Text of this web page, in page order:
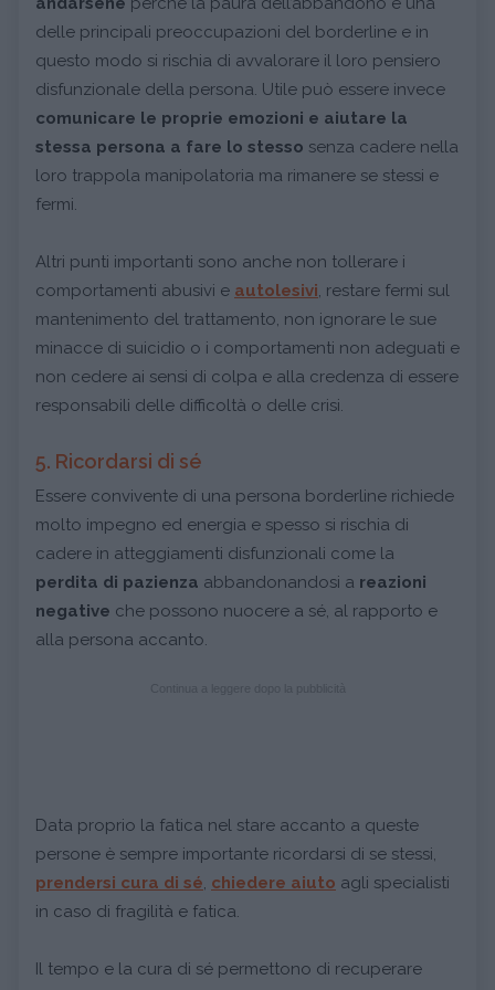
delle principali preoccupazioni del borderline e in
questo modo si rischia di avvalorare il loro pensiero
disfunzionale della persona. Utile può essere invece
comunicare le proprie emozioni e aiutare la
stessa persona a fare lo stesso senza cadere nella
loro trappola manipolatoria ma rimanere se stessi e
fermi.
Altri punti importanti sono anche non tollerare i
comportamenti abusivi e autolesivi, restare fermi sul
mantenimento del trattamento, non ignorare le sue
minacce di suicidio o i comportamenti non adeguati e
non cedere ai sensi di colpa e alla credenza di essere
responsabili delle difficoltà o delle crisi.
5. Ricordarsi di sé
Essere convivente di una persona borderline richiede
molto impegno ed energia e spesso si rischia di
cadere in atteggiamenti disfunzionali come la
perdita di pazienza abbandonandosi a reazioni
negative che possono nuocere a sé, al rapporto e
alla persona accanto.
Data proprio la fatica nel stare accanto a queste
persone è sempre importante ricordarsi di se stessi,
prendersi cura di sé, chiedere aiuto agli specialisti
in caso di fragilità e fatica.
Il tempo e la cura di sé permettono di recuperare